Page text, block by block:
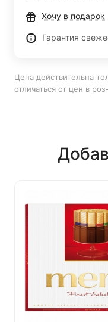
Хочу в подарок
Гарантия
Цена действительна
отличаться от цен в